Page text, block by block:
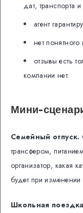
дат, транспорта и
агент
нет
отзывы есть
компании нет.
Мини-
Семейный отпуск.
трансфером,
организатор, какая
будет при изменении
Школьная